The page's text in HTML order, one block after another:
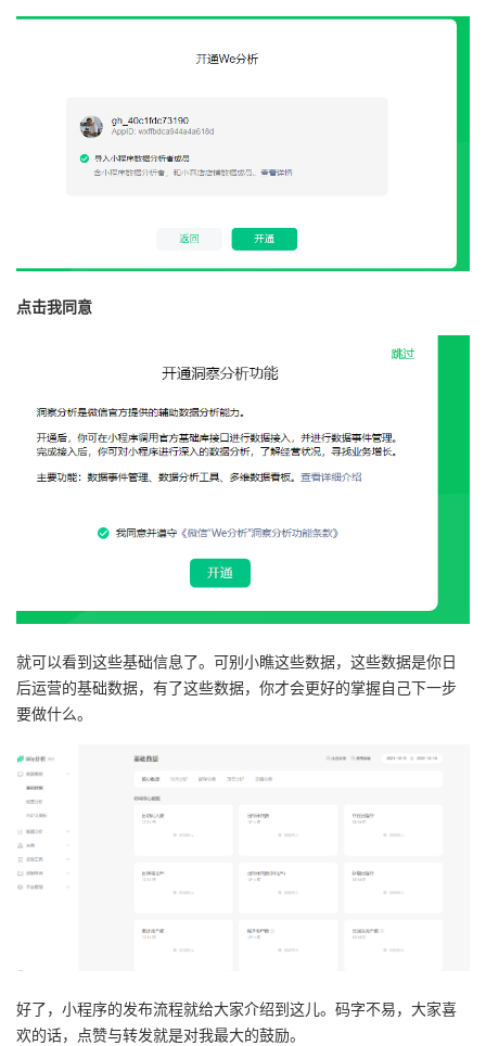
点击我同意
就可以看到这些基础信息了。可别小瞧这些数据，这些数据是你日
后运营的基础数据，有了这些数据，你才会更好的掌握自己下一步
要做什么。
好了，小程序的发布流程就给大家介绍到这儿。码字不易，大家喜
欢的话，点赞与转发就是对我最大的鼓励。